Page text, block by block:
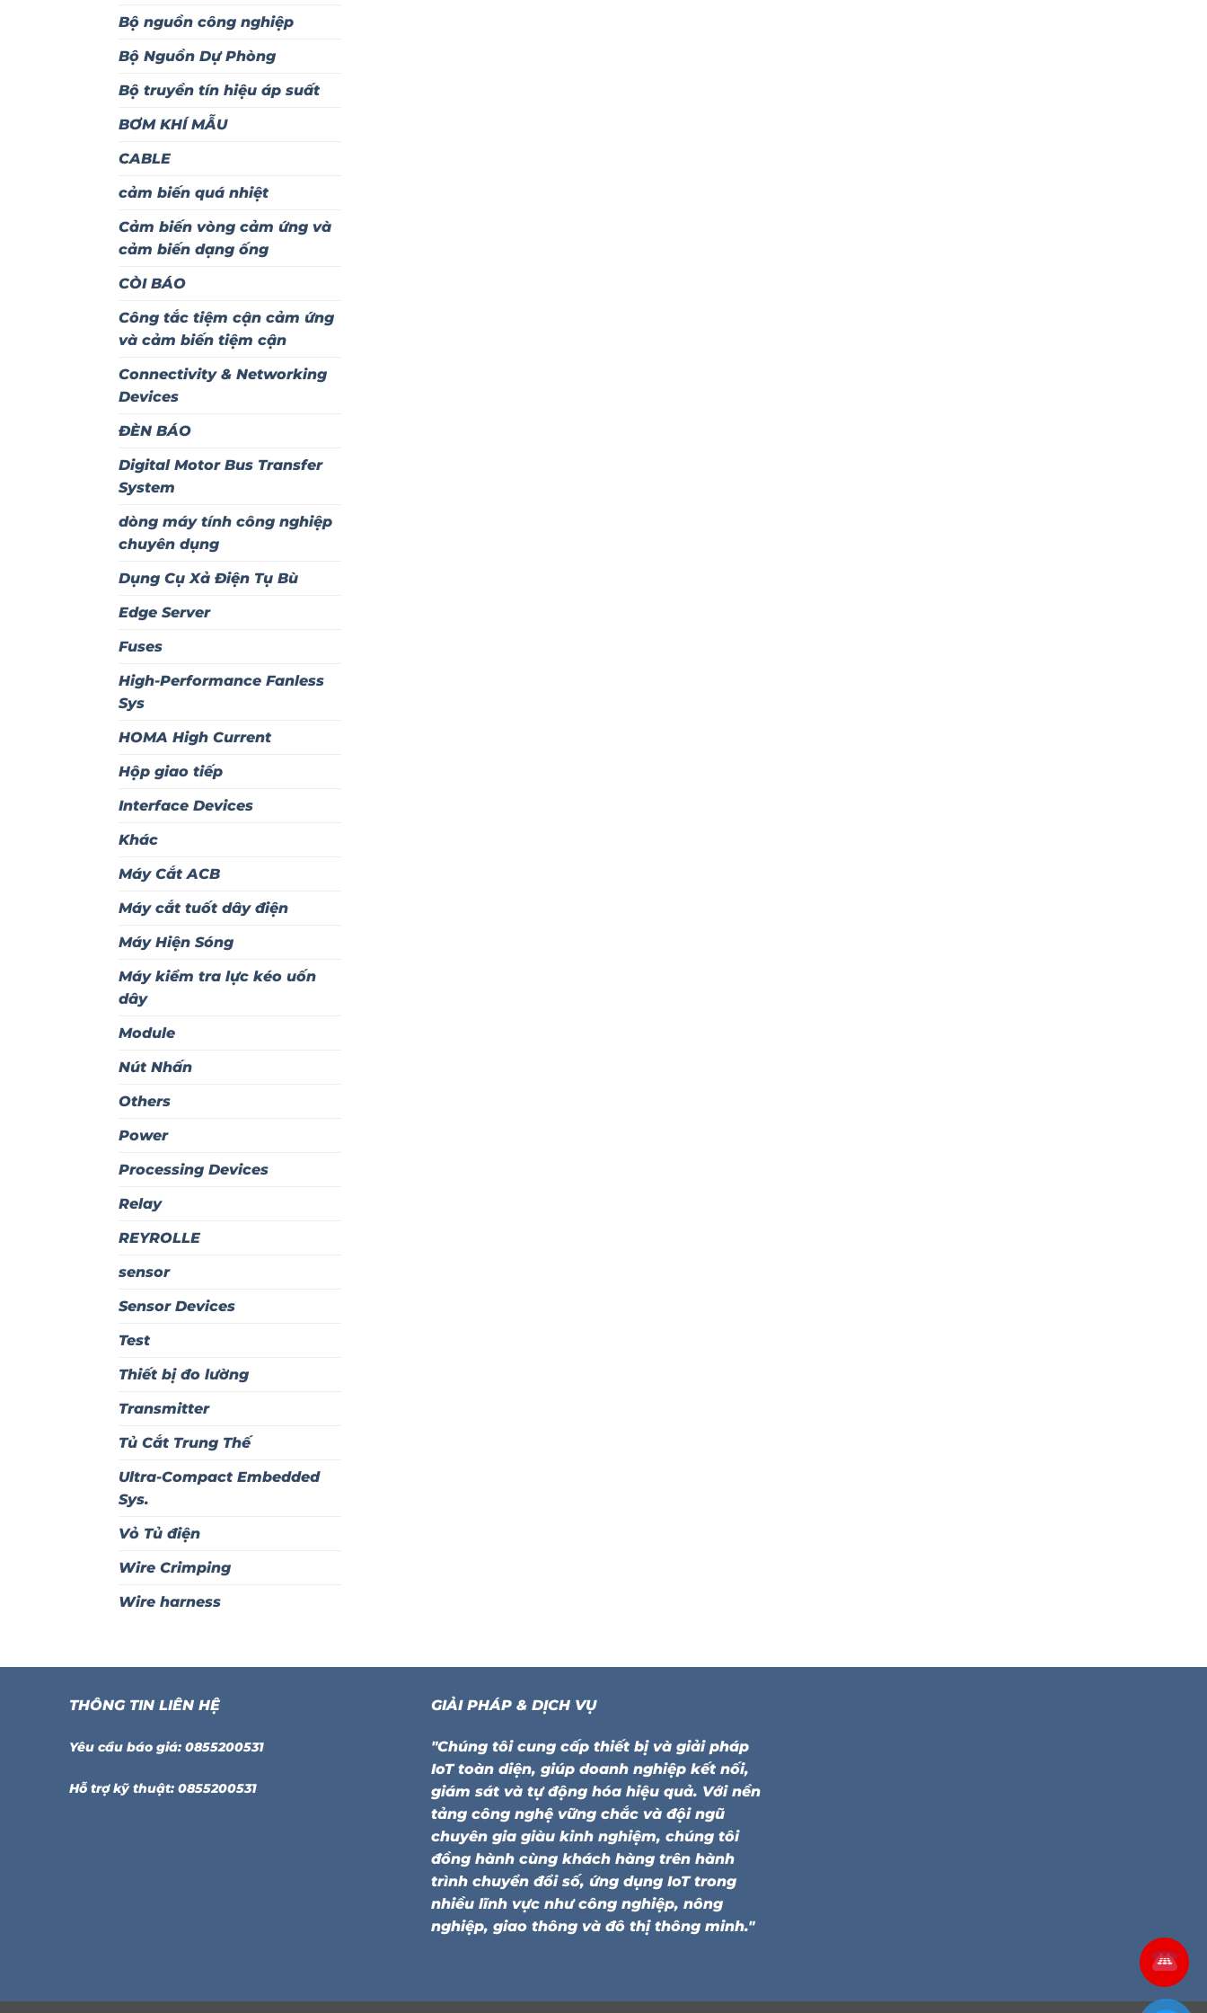
Bộ nguồn công nghiệp
Bộ Nguồn Dự Phòng
Bộ truyền tín hiệu áp suất
BƠM KHÍ MẪU
CABLE
cảm biến quá nhiệt
Cảm biến vòng cảm ứng và
cảm biến dạng ống
CÒI BÁO
Công tắc tiệm cận cảm ứng
và cảm biến tiệm cận
Connectivity & Networking
Devices
ĐÈN BÁO
Digital Motor Bus Transfer
System
dòng máy tính công nghiệp
chuyên dụng
Dụng Cụ Xả Điện Tụ Bù
Edge Server
Fuses
High-Performance Fanless
Sys
HOMA High Current
Hộp giao tiếp
Interface Devices
Khác
Máy Cắt ACB
Máy cắt tuốt dây điện
Máy Hiện Sóng
Máy kiểm tra lực kéo uốn
dây
Module
Nút Nhấn
Others
Power
Processing Devices
Relay
REYROLLE
sensor
Sensor Devices
Test
Thiết bị đo lường
Transmitter
Tủ Cắt Trung Thế
Ultra-Compact Embedded
Sys.
Vỏ Tủ điện
Wire Crimping
Wire harness
THÔNG TIN LIÊN HỆ
Yêu cầu báo giá: 0855200531
Hỗ trợ kỹ thuật: 0855200531
GIẢI PHÁP & DỊCH VỤ
"Chúng tôi cung cấp thiết bị và giải pháp
IoT toàn diện, giúp doanh nghiệp kết nối,
giám sát và tự động hóa hiệu quả. Với nền
tảng công nghệ vững chắc và đội ngũ
chuyên gia giàu kinh nghiệm, chúng tôi
đồng hành cùng khách hàng trên hành
trình chuyển đổi số, ứng dụng IoT trong
nhiều lĩnh vực như công nghiệp, nông
nghiệp, giao thông và đô thị thông minh."